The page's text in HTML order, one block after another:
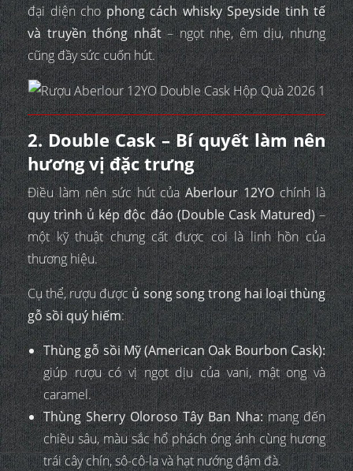
đại diện chophong cách whisky Speyside tinh tế
và truyền thống nhất– ngọt nhẹ, êm dịu, nhưng
cũng đầy sức cuốn hút.
2. Double Cask – Bí quyết làm nên
hương vị đặc trưng
Điều làm nên sức hút củaAberlour 12YOchính là
quy trình ủ kép độc đáo (Double Cask Matured)–
một kỹ thuật chưng cất được coi là linh hồn của
thương hiệu.
Cụ thể, rượu đượcủ song song trong hai loại thùng
gỗ sồi quý hiếm:
Thùng gỗ sồi Mỹ (American Oak Bourbon Cask):
giúp rượu có vị ngọt dịu của vani, mật ong và
caramel.
Thùng Sherry Oloroso Tây Ban Nha:mang đến
chiều sâu, màu sắc hổ phách óng ánh cùng hương
trái cây chín, sô-cô-la và hạt nướng đậm đà.